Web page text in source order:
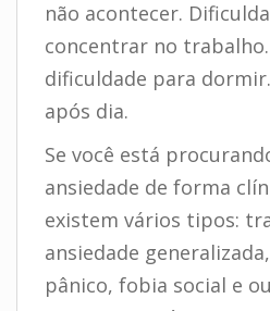
não acontecer.
concentrar no
dificuldade para
após dia.
Se você está
ansiedade de forma
existem vários tipos:
ansiedade
pânico, fobia social e